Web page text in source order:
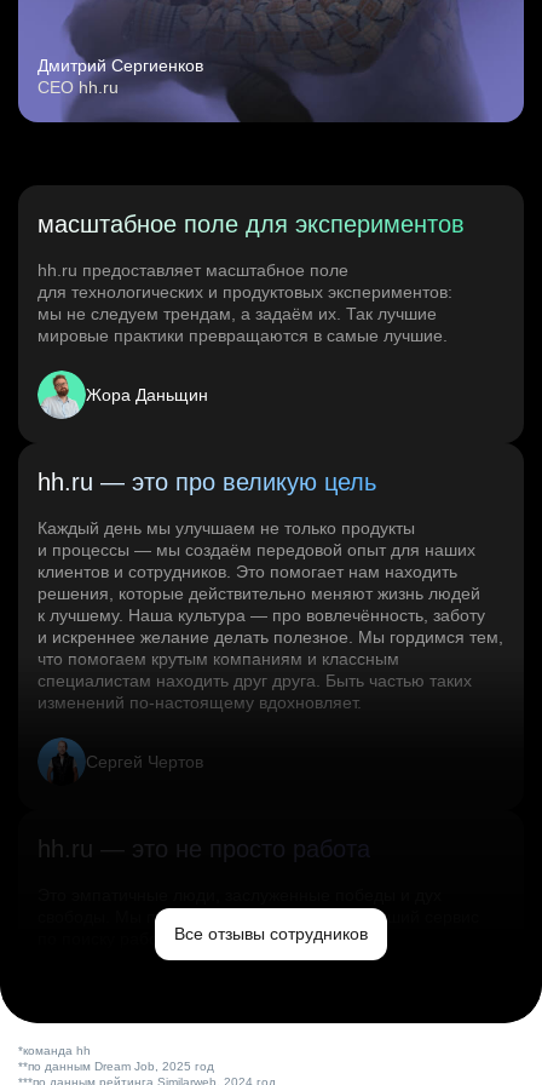
Дмитрий Сергиенков
CEO hh.ru
масштабное поле для экспериментов
hh.ru предоставляет масштабное поле
для технологических и продуктовых экспериментов:
мы не следуем трендам, а задаём их. Так лучшие
мировые практики превращаются в самые лучшие.
Жора Даньщин
hh.ru — это про великую цель
Каждый день мы улучшаем не только продукты
и процессы — мы создаём передовой опыт для наших
клиентов и сотрудников. Это помогает нам находить
решения, которые действительно меняют жизнь людей
к лучшему. Наша культура — про вовлечённость, заботу
и искреннее желание делать полезное. Мы гордимся тем,
что помогаем крутым компаниям и классным
специалистам находить друг друга. Быть частью таких
изменений по‑настоящему вдохновляет.
Сергей Чертов
hh.ru — это не просто работа
свободы. Мы помогаем миру и создаём лучший сервис
по поиску работы в стране.Все отзывы сотрудников
*команда hh
**по данным Dream Job, 2025 год
***по данным рейтинга Similarweb, 2024 год